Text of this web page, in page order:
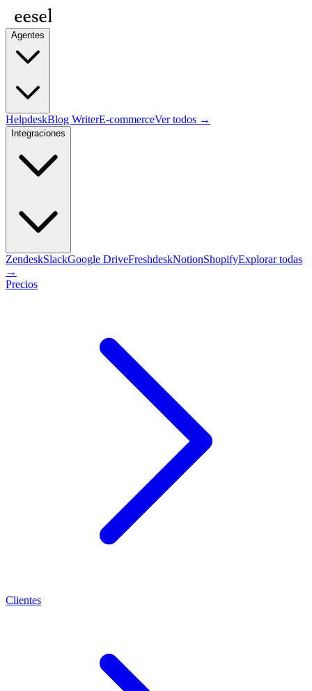
Agentes
HelpdeskBlog WriterE-commerceVer todos →
Integraciones
ZendeskSlackGoogle DriveFreshdeskNotionShopifyExplorar todas
→
Precios
Clientes